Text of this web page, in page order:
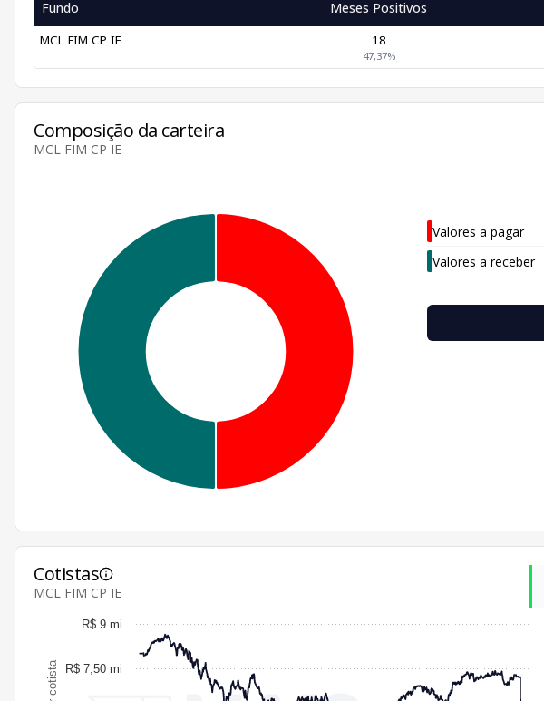
Fundo Meses Positivos
MCL FIM CP IE 18
47,37%
Composição da carteira
MCL FIM CP IE
Valores a pagar
Valores a receber
Cotistas
MCL FIM CP IE
R$ 7,50 mi
R$ 9 mi